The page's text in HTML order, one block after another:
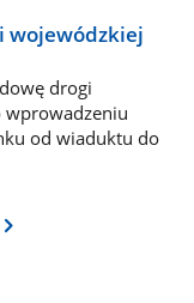
wojewódzkiej
drogi
od wiaduktu do